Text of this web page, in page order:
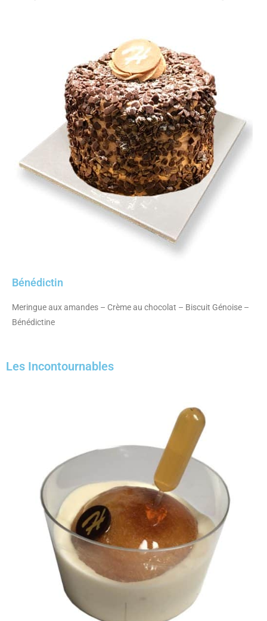
Bénédictin
Meringue aux amandes – Crème au chocolat – Biscuit Génoise –
Bénédictine
Les Incontournables